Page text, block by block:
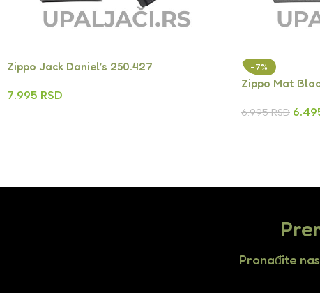
Zippo Jack Daniel’s 250.427
7.995 RSD
-7%
Zippo Mat
6.995RSD
Pronađite